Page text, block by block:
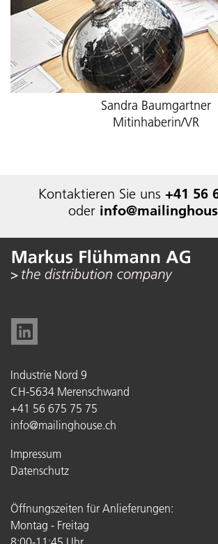
Sandra Baumgartner
Mitinhaberin/VR
Kontaktieren Sie uns +41 56
oder
Industrie Nord 9
CH-5634 Merenschwand
+41 56 675 75 75
info@mailinghouse.ch
Impressum
Datenschutz
Öffnungszeiten für Anlieferungen:
Montag - Freitag